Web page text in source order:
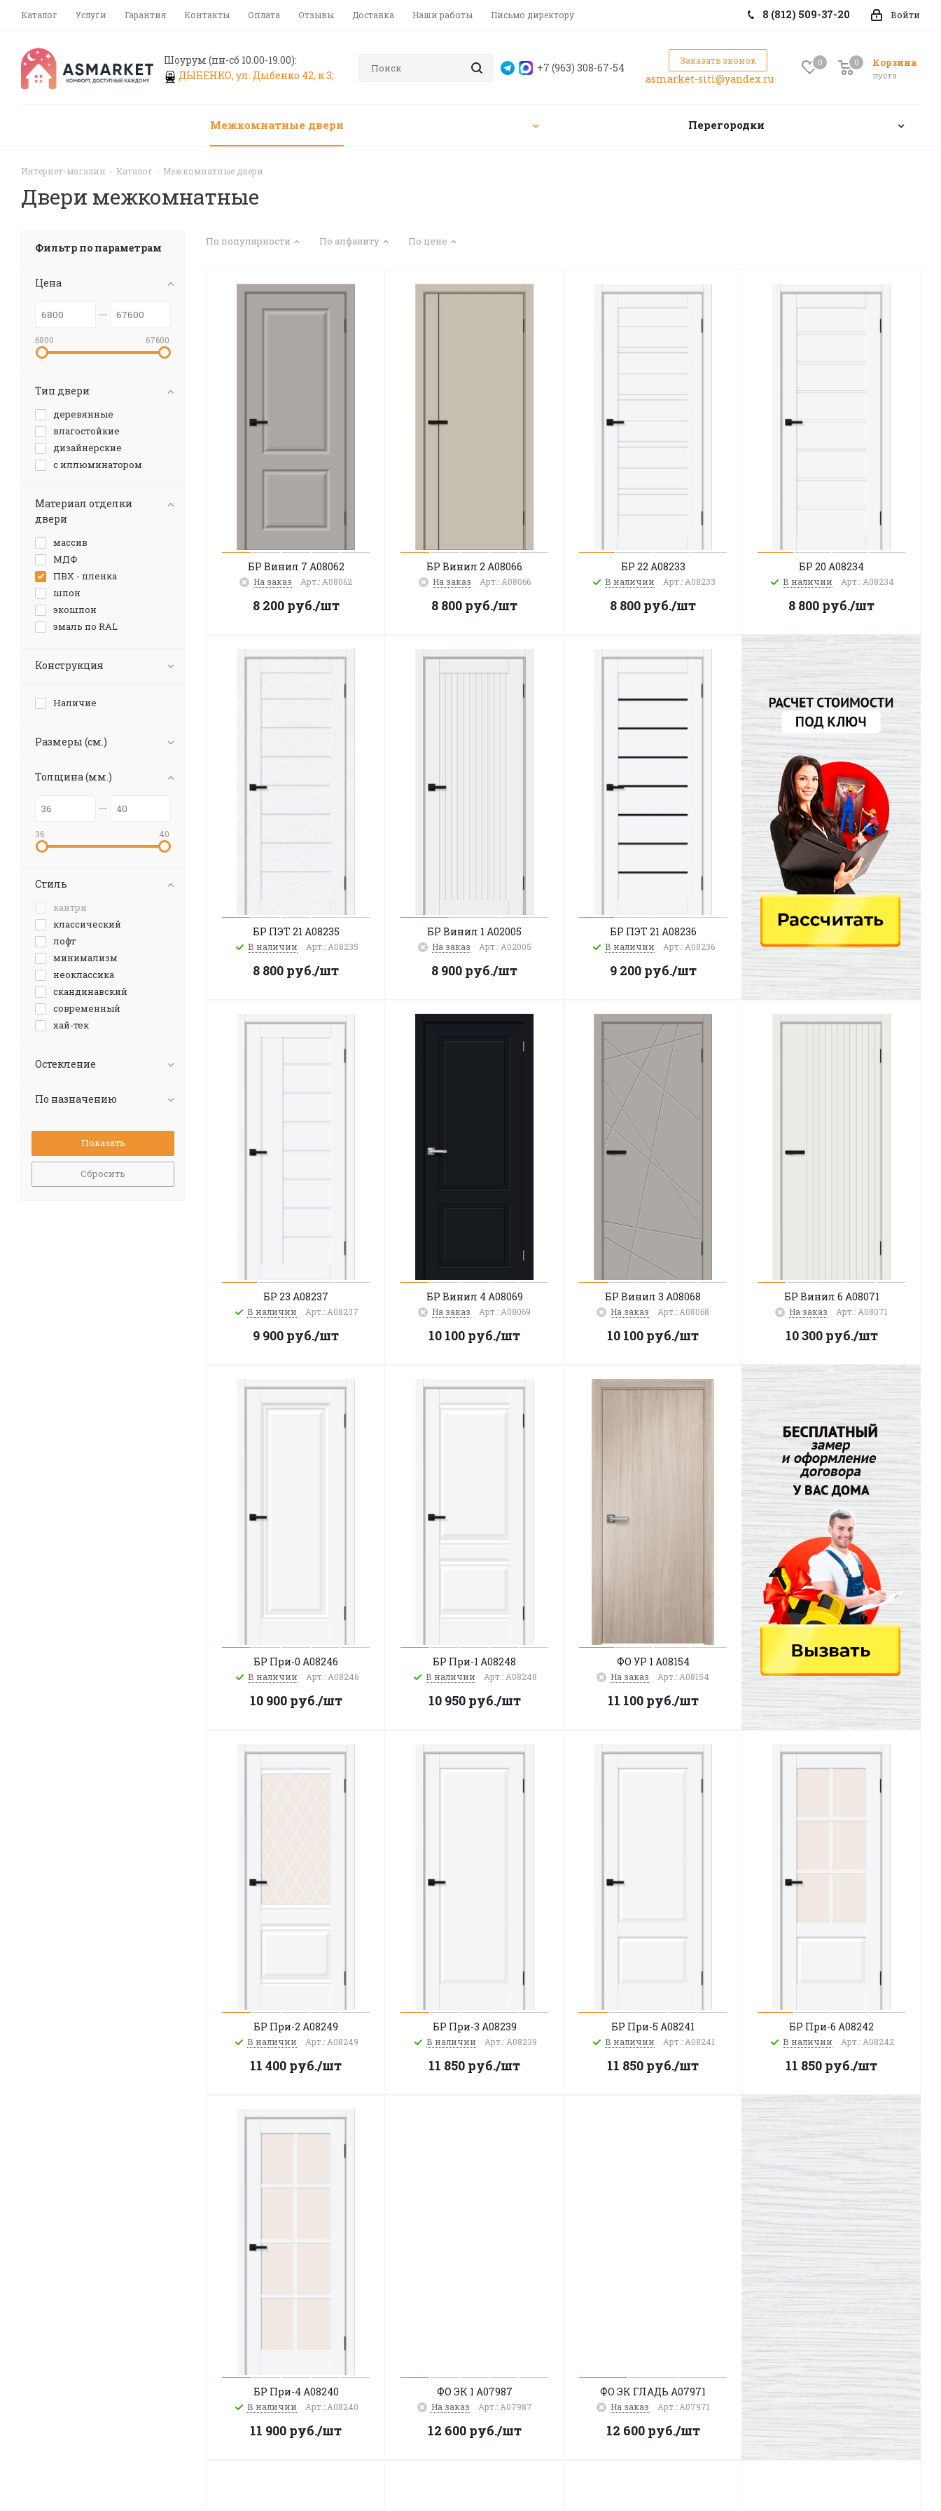
Каталог Услуги Гарантия Контакты Оплата Отзывы Доставка Наши работы Письмо директору Войти
8 (812) 509-37-20
Шоурум (пн-сб 10.00-19.00):
ДЫБЕНКО, ул. Дыбенко 42, к.3;
0 Корзина
0
пуста
0
Заказать звонок
asmarket-siti@yandex.ru
+7 (963) 308-67-54
Межкомнатные двери Перегородки
Интернет-магазин - Каталог - Межкомнатные двери
Двери межкомнатные
По популярности По алфавиту По цене
БР Винил 7 A08062
На заказ Арт.: A08062
8 200руб./шт
БР Винил 2 A08066
На заказ Арт.: A08066
8 800 руб./шт
БР 22 A08233
В наличии Арт.: A08233
8 800 руб./шт
БР 20 A08234
В наличии Арт.: A08234
8 800 руб./шт
БР ПЭТ 21 A08235
В наличии Арт.: A08235
8 800 руб./шт
БР Винил 1 A02005
На заказ Арт.: A02005
8 900 руб./шт
БР ПЭТ 21 A08236
В наличии Арт.: A08236
9 200руб./шт
БР 23 A08237
В наличии Арт.: A08237
9 900 руб./шт
БР Винил 4 A08069
На заказ Арт.: A08069
10 100 руб./шт
БР Винил 3 A08068
На заказ Арт.: A08068
10 100 руб./шт
БР Винил 6 A08071
На заказ Арт.: A08071
10 300руб./шт
БР При-0 A08246
В наличии Арт.: A08246
10 900руб./шт
БР При-1 A08248
В наличии Арт.: A08248
10 950руб./шт
ФО УР 1 A08154
На заказ Арт.: A08154
11 100руб./шт
БР При-2 A08249
В наличии Арт.: A08249
11 400 руб./шт
БР При-3 A08239
В наличии Арт.: A08239
11 850 руб./шт
БР При-5 A08241
В наличии Арт.: A08241
11 850 руб./шт
БР При-6 A08242
В наличии Арт.: A08242
11 850 руб./шт
БР При-4 A08240
В наличии Арт.: A08240
11 900 руб./шт
ФО ЭК 1 A07987
На заказ Арт.: A07987
12 600руб./шт
ФО ЭК ГЛАДЬ A07971
На заказ Арт.: A07971
12 600руб./шт
Фильтр по параметрам
Цена
6800 67600
Тип двери
деревянные
влагостойкие
дизайнерские
с иллюминатором
Материал отделки
двери
массив
МДФ
ПВХ - пленка
шпон
экошпон
эмаль по RAL
Конструкция
Наличие
Размеры (см.)
Толщина (мм.)
36 40
Стиль
кантри
классический
лофт
минимализм
неоклассика
скандинавский
современный
хай-тек
Остекление
По назначению
Сбросить